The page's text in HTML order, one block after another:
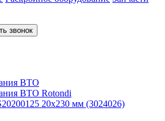
звонок
ВТО
ВТО Rotondi
20х230 мм (3024026)